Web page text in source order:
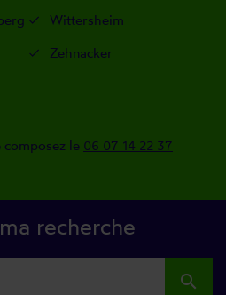
Wittersheim
Zehnacker
composez le 06 07 14 22 37
recherche
search